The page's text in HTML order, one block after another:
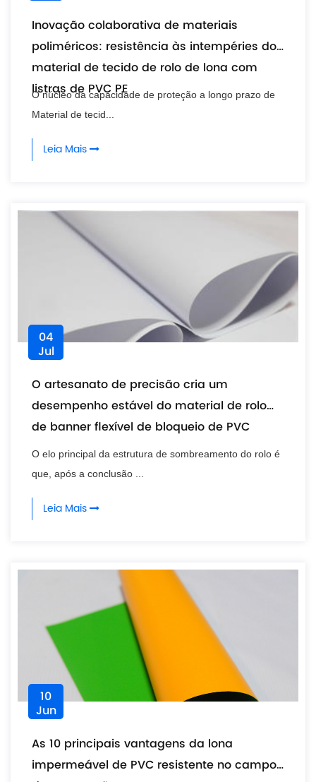
Inovação colaborativa de materiais
poliméricos: resistência às intempéries do
material de tecido de rolo de lona com
listras de PVC PE
O núcleo da capacidade de proteção a longo prazo de
Material de tecid...
Leia Mais
04
Jul
O artesanato de precisão cria um
desempenho estável do material de rolo
de banner flexível de bloqueio de PVC
O elo principal da estrutura de sombreamento do rolo é
que, após a conclusão ...
Leia Mais
10
Jun
As 10 principais vantagens da lona
impermeável de PVC resistente no campo